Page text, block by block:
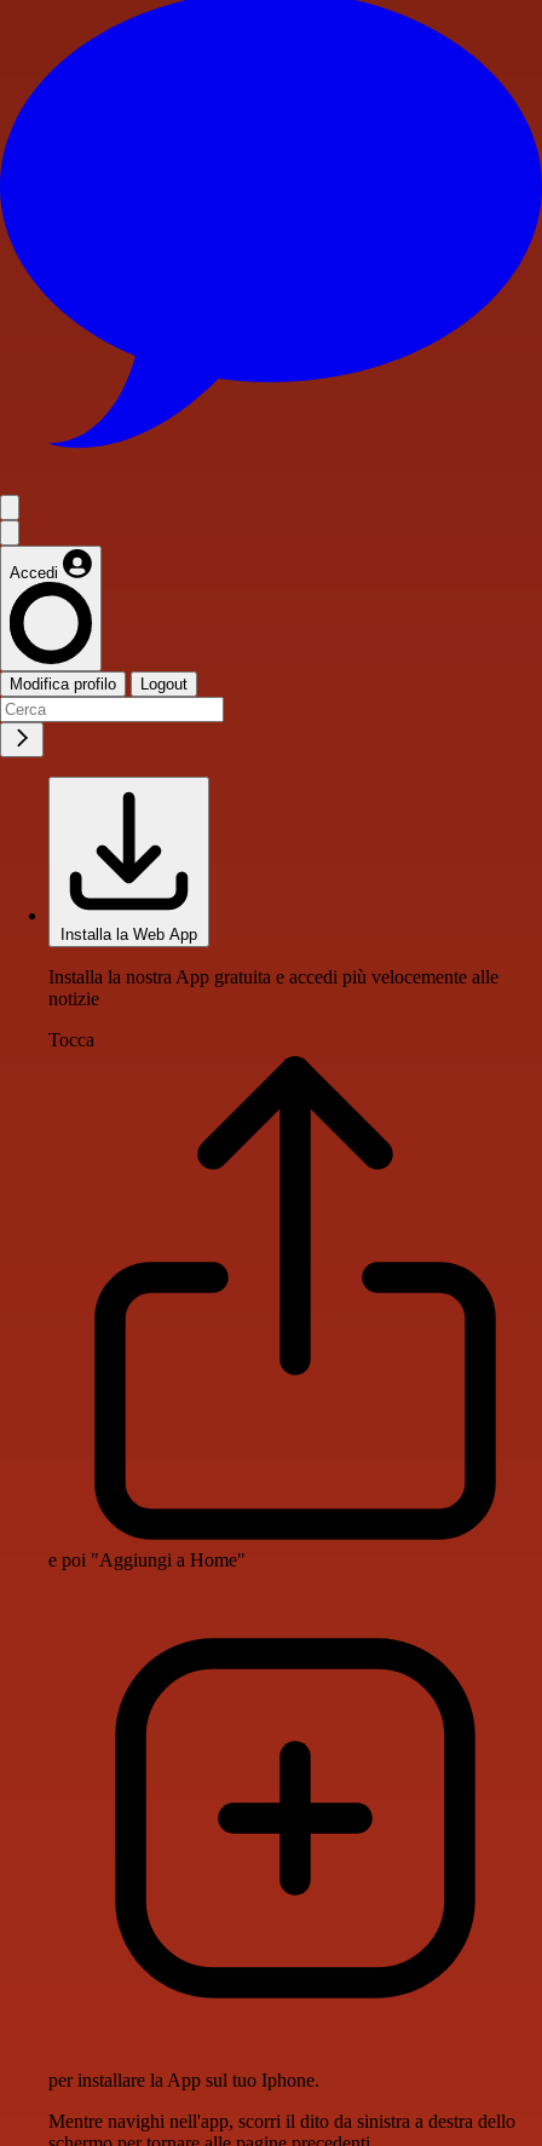
Accedi
Modifica profilo Logout
Installa la Web App
Installa la nostra App gratuita e accedi più velocemente alle
notizie
Tocca
e poi "Aggiungi a Home"
per installare la App sul tuo Iphone.
Mentre navighi nell'app, scorri il dito da sinistra a destra dello